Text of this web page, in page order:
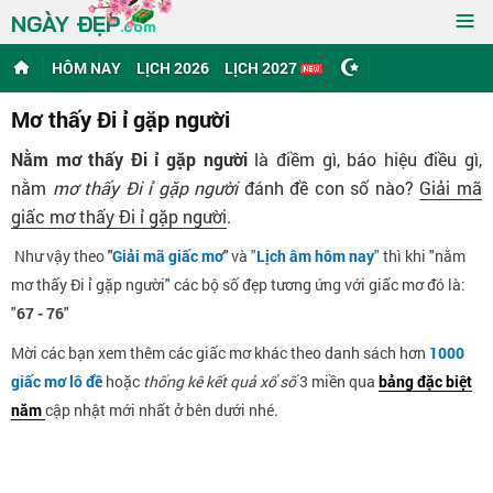
NGÀY ĐẸP.com ≡
HÔM NAY LỊCH 2026 LỊCH 2027
Mơ thấy Đi ỉ gặp người
Nằm mơ thấy Đi ỉ gặp ngườilà điềm gì, báo hiệu điều gì,
nằm mơ thấy Đi ỉ gặp ngườiđánh đề con số nào? Giải mã
giấc mơ thấy Đi ỉ gặp người.
Như vậy theo"Giải mã giấc mơ"và "Lịch âm hôm nay" thì khi "nằm
mơ thấy Đi ỉ gặp người" các bộ số đẹp tương ứng với giấc mơ đó là:
"67 - 76"
Mời các bạn xem thêm các giấc mơ khác theo danh sách hơn 1000
giấc mơ lô đề hoặc thống kê kết quả xổ số3 miền qua bảng đặc biệt
nămcập nhật mới nhất ở bên dưới nhé.